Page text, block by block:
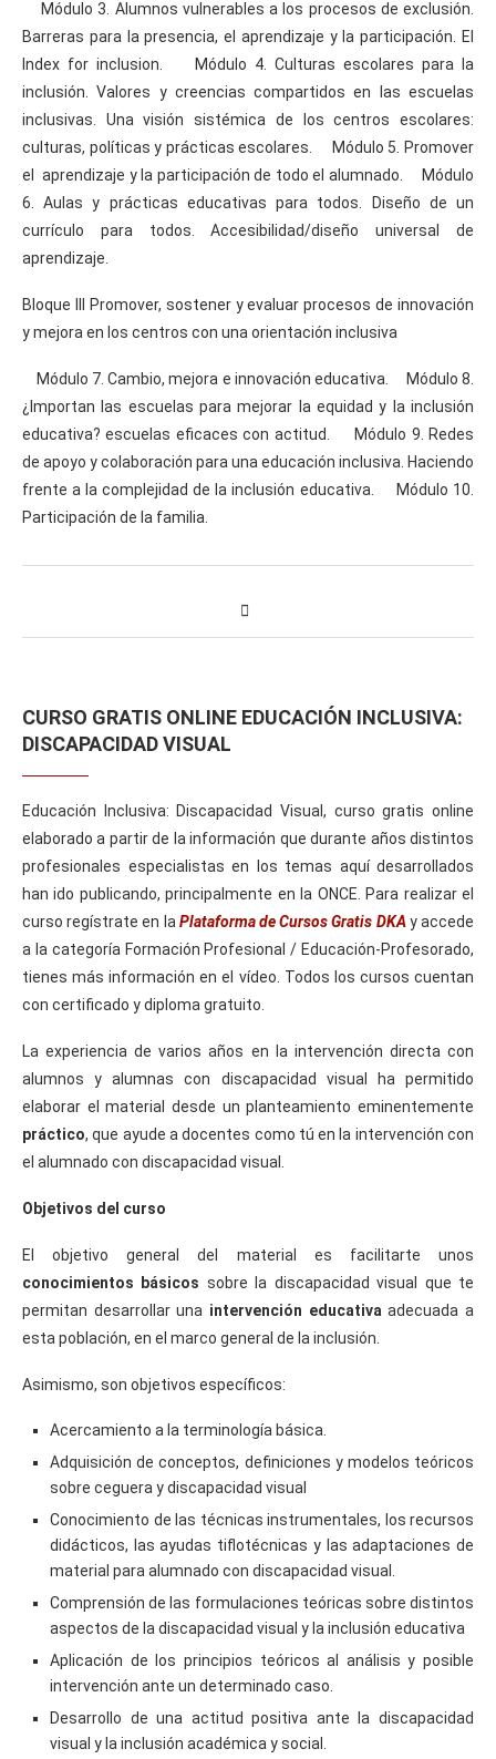
Módulo 3. Alumnos vulnerables a los procesos de exclusión.
Barreras para la presencia, el aprendizaje y la participación. El
Index for inclusion. Módulo 4. Culturas escolares para la
inclusión. Valores y creencias compartidos en las escuelas
inclusivas. Una visión sistémica de los centros escolares:
culturas, políticas y prácticas escolares. Módulo 5. Promover
el aprendizaje y la participación de todo el alumnado. Módulo
6. Aulas y prácticas educativas para todos. Diseño de un
currículo para todos. Accesibilidad/diseño universal de
aprendizaje.
Bloque III Promover, sostener y evaluar procesos de innovación
y mejora en los centros con una orientación inclusiva
Módulo 7. Cambio, mejora e innovación educativa. Módulo 8.
¿Importan las escuelas para mejorar la equidad y la inclusión
educativa? escuelas eficaces con actitud. Módulo 9. Redes
de apoyo y colaboración para una educación inclusiva. Haciendo
frente a la complejidad de la inclusión educativa. Módulo 10.
Participación de la familia.
CURSO GRATIS ONLINE EDUCACIÓN INCLUSIVA:
DISCAPACIDAD VISUAL
Educación Inclusiva: Discapacidad Visual, curso gratis online
elaborado a partir de la información que durante años distintos
profesionales especialistas en los temas aquí desarrollados
han ido publicando, principalmente en la ONCE. Para realizar el
curso regístrate en la Plataforma de Cursos Gratis DKAy accede
a la categoría Formación Profesional / Educación-Profesorado,
tienes más información en el vídeo. Todos los cursos cuentan
con certificado y diploma gratuito.
La experiencia de varios años en la intervención directa con
alumnos y alumnas con discapacidad visual ha permitido
elaborar el material desde un planteamiento eminentemente
práctico, que ayude a docentes como tú en la intervención con
el alumnado con discapacidad visual.
Objetivos del curso
El objetivo general del material es facilitarte unos
conocimientos básicos sobre la discapacidad visual que te
permitan desarrollar una intervención educativa adecuada a
esta población, en el marco general de la inclusión.
Asimismo, son objetivos específicos:
Acercamiento a la terminología básica.
Adquisición de conceptos, definiciones y modelos teóricos
sobre ceguera y discapacidad visual
Conocimiento de las técnicas instrumentales, los recursos
didácticos, las ayudas tiflotécnicas y las adaptaciones de
material para alumnado con discapacidad visual.
Comprensión de las formulaciones teóricas sobre distintos
aspectos de la discapacidad visual y la inclusión educativa
Aplicación de los principios teóricos al análisis y posible
intervención ante un determinado caso.
Desarrollo de una actitud positiva ante la discapacidad
visual y la inclusión académica y social.